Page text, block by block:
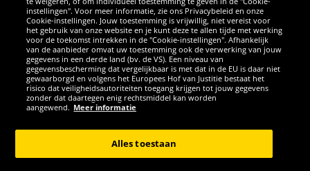
APPS
GER - Alle rechten voorbehouden
*Alle prijzen incl. wettelijke btw excl. verzendingskosten en eventueel
instellingen". Voor meer informatie, zie ons Privacybeleid en onze
Cookie-instellingen. Jouw toestemming is vrijwillig, niet vereist voor
het gebruik van onze website en je kunt deze te allen tijde met werking
voor de toekomst intrekken in de "Cookie-instellingen". Afhankelijk
van de aanbieder omvat uw toestemming ook de verwerking van jouw
gegevens in een derde land (bv. de VS). Een niveau van
gegevensbescherming dat vergelijkbaar is met dat in de EU is daar niet
gewaarborgd en volgens het Europees Hof van Justitie bestaat het
risico dat veiligheidsautoriteiten toegang krijgen tot jouw gegevens
zonder dat daartegen enig rechtsmiddel kan worden
aangewend. Meer informatie
Alles toestaan